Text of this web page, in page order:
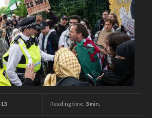
13 Reading time: 3 min.